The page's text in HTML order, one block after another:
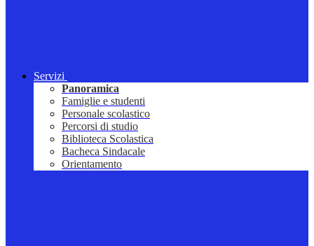
Servizi
Panoramica
Famiglie e studenti
Personale scolastico
Percorsi di studio
Biblioteca Scolastica
Bacheca Sindacale
Orientamento